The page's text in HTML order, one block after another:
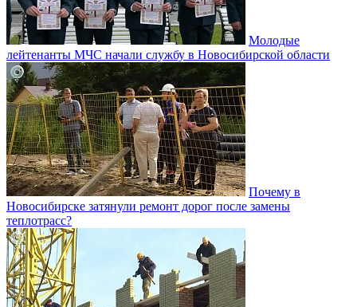
Молодые
лейтенанты МЧС начали службу в Новосибирской области
Почему в
Новосибирске затянули ремонт дорог после замены
теплотрасс?